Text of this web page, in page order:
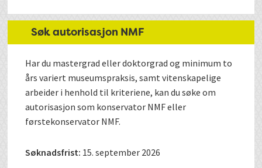
Søk autorisasjon NMF
Har du mastergrad eller doktorgrad og minimum to
års variert museumspraksis, samt vitenskapelige
arbeider i henhold til kriteriene, kan du søke om
autorisasjon som konservator NMF eller
førstekonservator NMF.
Søknadsfrist: 15. september 2026